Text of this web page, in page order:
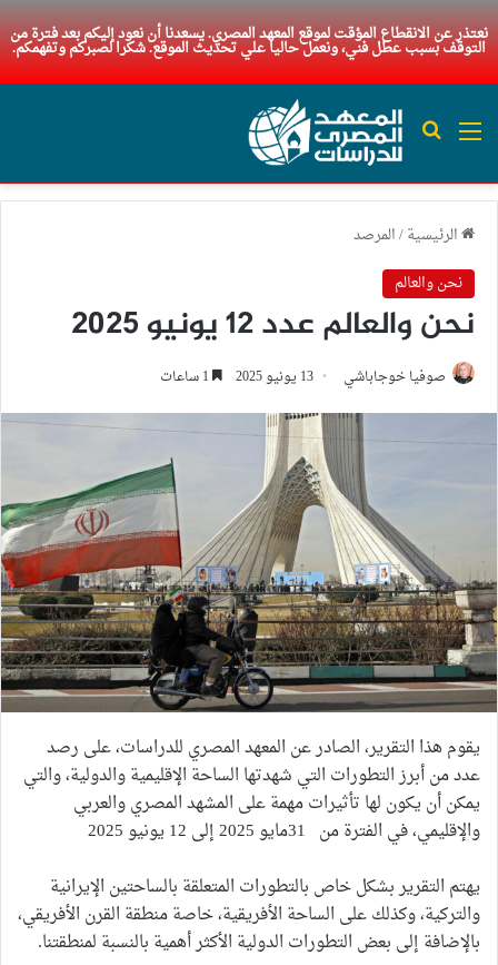
نعتذر عن الانقطاع المؤقت لموقع المعهد المصري. يسعدنا أن نعود إليكم بعد فترة من
التوقف بسبب عطل فني، ونعمل حاليا علي تحديث الموقع. شكرا لصبركم وتفهمكم.
القائمة بحث عن
الرئيسية/المرصد
نحن والعالم
نحن والعالم عدد 12 يونيو 2025
صوفيا خوجاباشي 13 يونيو 2025
يقوم هذا التقرير، الصادر عن المعهد المصري للدراسات، على رصد
عدد من أبرز التطورات التي شهدتها الساحة الإقليمية والدولية، والتي
يمكن أن يكون لها تأثيرات مهمة على المشهد المصري والعربي
والإقليمي، في الفترة من 31مايو 2025 إلى 12 يونيو 2025
يهتم التقرير بشكل خاص بالتطورات المتعلقة بالساحتين الإيرانية
والتركية، وكذلك على الساحة الأفريقية، خاصة منطقة القرن الأفريقي،
بالإضافة إلى بعض التطورات الدولية الأكثر أهمية بالنسبة لمنطقتنا.